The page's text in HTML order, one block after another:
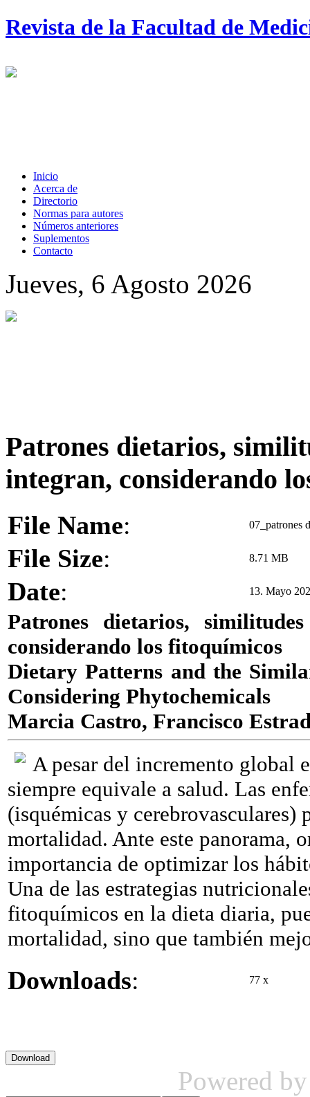
Revista de la Facultad de
Inicio
Acerca de
Directorio
Normas para autores
Números anteriores
Suplementos
Contacto
Jueves, 6 Agosto 2026
Patrones dietarios,
integran, considerando
File Name: 07_patrones
File Size: 8.71 MB
Date: 13. Mayo
Patrones dietarios,
considerando los fitoquímicos
Dietary Patterns and the
Considering Phytochemicals
Marcia Castro, Francisco
A pesar del incremento global
siempre equivale a salud. Las
(isquémicas y cerebrovasculares)
mortalidad. Ante este panorama,
importancia de optimizar los
Una de las estrategias
fitoquímicos en la dieta diaria,
mortalidad, sino que también
Downloads: 77 x
Powered